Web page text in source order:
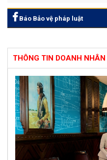
Báo Bảo vệ pháp luật
THÔNG TIN DOANH